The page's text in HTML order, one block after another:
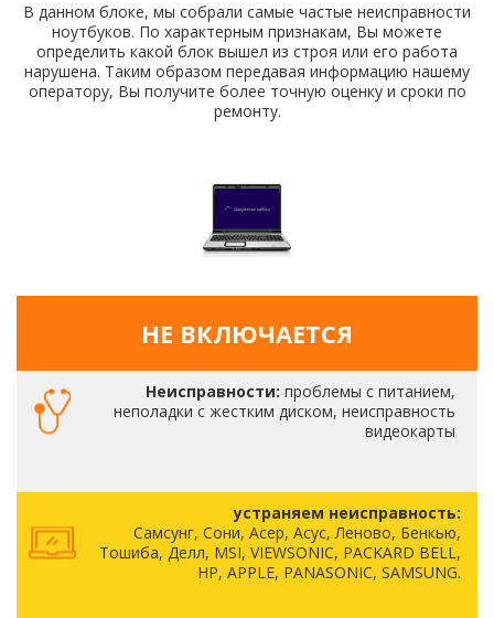
В данном блоке, мы собрали самые частые неисправности
ноутбуков. По характерным признакам, Вы можете
определить какой блок вышел из строя или его работа
нарушена. Таким образом передавая информацию нашему
оператору, Вы получите более точную оценку и сроки по
ремонту.
НЕ ВКЛЮЧАЕТСЯ
Неисправности: проблемы с питанием,
неполадки с жестким диском, неисправность
видеокарты
устраняем неисправность:
Самсунг, Сони, Асер, Асус, Леново, Бенкью,
Тошиба, Делл, MSI, VIEWSONIC, PACKARD BELL,
HP, APPLE, PANASONIC, SAMSUNG.